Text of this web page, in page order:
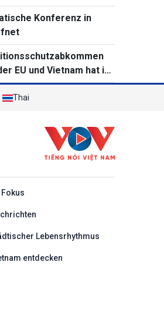
stattfinden
Konferenz in
EU und Vietnam hat in
einen neuen Fortschritt
Thai
Fokus
Lebensrhythmus
entdecken